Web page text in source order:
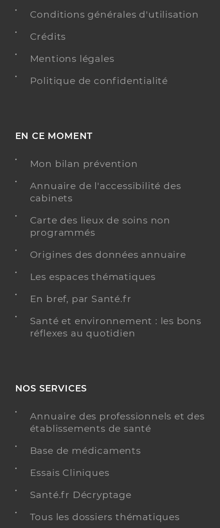
Conditions générales d'utilisation
Crédits
Mentions légales
Politique de confidentialité
EN CE MOMENT
Mon bilan prévention
Annuaire de l'accessibilité des
cabinets
Carte des lieux de soins non
programmés
Origines des données annuaire
Les espaces thématiques
En bref, par Santé.fr
Santé et environnement : les bons
réflexes au quotidien
NOS SERVICES
Annuaire des professionnels et des
établissements de santé
Base de médicaments
Essais Cliniques
Santé.fr Décryptage
Tous les dossiers thématiques